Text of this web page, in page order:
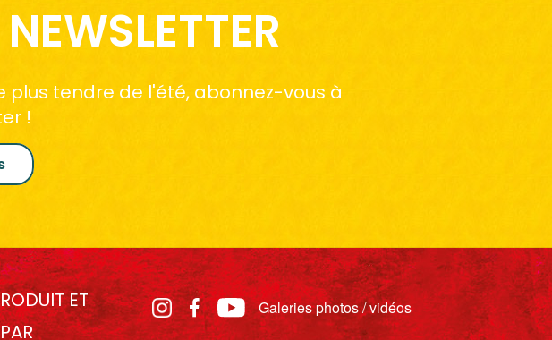
plus tendre de l'été, abonnez-vous à
!
ET
Galeries photos / vidéos